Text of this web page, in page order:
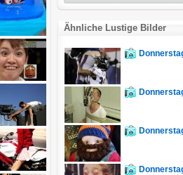
Ähnliche Lustige Bilder